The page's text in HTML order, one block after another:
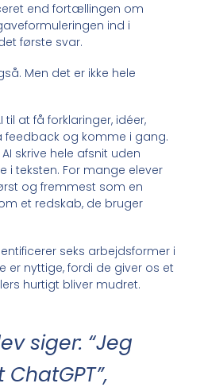
end fortællingen om
ind i
første svar.
Men det er ikke hele
at få forklaringer, idéer,
feedback og komme i gang.
skrive hele afsnit uden
teksten. For mange elever
og fremmest som en
et redskab, de bruger
seks arbejdsformer i
er nyttige, fordi de giver os et
hurtigt bliver mudret.
siger: “Jeg